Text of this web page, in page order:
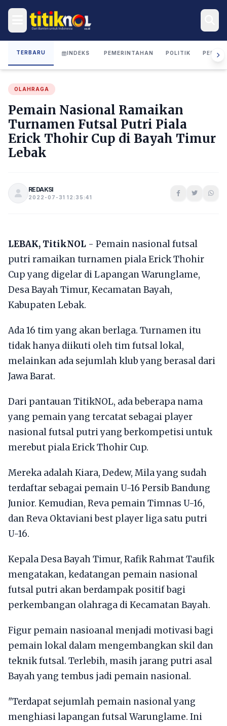
TERBARU INDEKS PEMERINTAHAN POLITIK
OLAHRAGA
Pemain Nasional Ramaikan
Turnamen Futsal Putri Piala
Erick Thohir Cup di Bayah Timur
Lebak
REDAKSI
2022-07-31 12:35:41
LEBAK, TitikNOL - Pemain nasional futsal
putri ramaikan turnamen pialaErick Thohir
Cup yang digelar di Lapangan Warunglame,
Desa Bayah Timur, Kecamatan Bayah,
Kabupaten Lebak.
Ada 16 tim yang akan berlaga. Turnamen itu
tidak hanya diikuti oleh tim futsal lokal,
melainkan ada sejumlah klub yang berasal dari
Jawa Barat.
Dari pantauan TitikNOL, ada beberapa nama
yang pemain yang tercatat sebagai player
nasional futsal putri yang berkompetisi untuk
merebut pialaErick Thohir Cup.
Mereka adalah Kiara, Dedew, Mila yang sudah
terdaftar sebagai pemain U-16 Persib Bandung
Junior. Kemudian, Reva pemain Timnas U-16,
dan Reva Oktaviani best player liga satu putri
U-16.
Kepala Desa Bayah Timur, Rafik Rahmat Taufik
mengatakan, kedatangan pemain nasional
futsal putri akan berdampak positif bagi
perkembangan olahraga di Kecamatan Bayah.
Figur pemain nasioanal menjadi motivasi bagi
pemain lokal dalam mengembangkan skil dan
teknik futsal. Terlebih, masih jarang putri asal
Bayah yang tembus jadi pemain nasional.
"Terdapat sejumlah pemain nasional yang
menghiasi lapangan futsal Warunglame. Ini